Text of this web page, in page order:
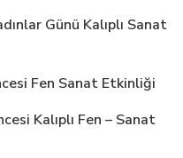
Günü Kalıplı Sanat
Fen Sanat Etkinliği
Kalıplı Fen – Sanat